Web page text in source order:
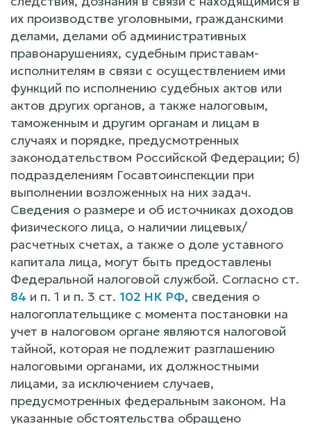
их производстве уголовными, гражданскими
делами, делами об административных
правонарушениях, судебным приставам-
исполнителям в связи c осуществлением ими
функций по исполнению судебных актов или
актов других органов, a также налоговым,
таможенным и другим органам и лицам в
случаях и порядке, предусмотренных
законодательством Российской Федерации; б)
подразделениям Госавтоинспекции при
выполнении возложенных на них задач.
Сведения o размере и об источниках доходов
физического лица, o наличии лицевых/
расчетных счетах, a также o доле уставного
капитала лица, могут быть предоставлены
Федеральной налоговой службой. Согласно ст.
84 и п. 1 и п. 3 ст. 102 НК РФ, сведения o
налогоплательщике c момента постановки на
учет в налоговом органе являются налоговой
тайной, которая не подлежит разглашению
налоговыми органами, их должностными
лицами, за исключением случаев,
предусмотренных федеральным законом. На
указанные обстоятельства обращено